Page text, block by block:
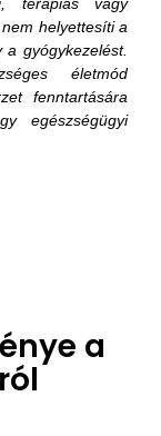
helyettesíti a
gyógykezelést.
életmód
fenntartására
egészségügyi
a